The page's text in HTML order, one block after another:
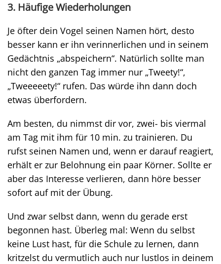
3. Häufige Wiederholungen
Je öfter dein Vogel seinen Namen hört, desto
besser kann er ihn verinnerlichen und in seinem
Gedächtnis „abspeichern“. Natürlich sollte man
nicht den ganzen Tag immer nur „Tweety!“,
„Tweeeeety!“ rufen. Das würde ihn dann doch
etwas überfordern.
Am besten, du nimmst dir vor, zwei- bis viermal
am Tag mit ihm für 10 min. zu trainieren. Du
rufst seinen Namen und, wenn er darauf reagiert,
erhält er zur Belohnung ein paar Körner. Sollte er
aber das Interesse verlieren, dann höre besser
sofort auf mit der Übung.
Und zwar selbst dann, wenn du gerade erst
begonnen hast. Überleg mal: Wenn du selbst
keine Lust hast, für die Schule zu lernen, dann
kritzelst du vermutlich auch nur lustlos in deinem